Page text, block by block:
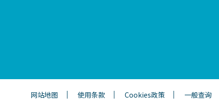
网站地图 使用条款 Cookies政策 一般查询